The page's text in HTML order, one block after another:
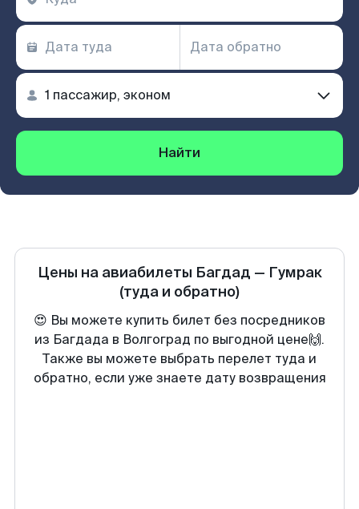
Найти
Цены на авиабилеты Багдад — Гумрак
(туда и обратно)
😍 Вы можете купить билет без посредников
из Багдада в Волгоград по выгодной цене🙌.
Также вы можете выбрать перелет туда и
обратно, если уже знаете дату возвращения